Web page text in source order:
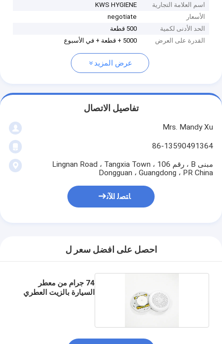
اسم العلامة التجارية
KWS HYGIENE
الأسعار
negotiate
الحد الأدنى لكمية
500 قطعة
القدرة على العرض
5000 + قطعة + في الأسبوع
عرض المزيد
تفاصيل الاتصال
Mrs. Mandy Xu
86-13590491364
مبنى B ، رقم 106 Lingnan Road ، Tangxia Town ،
Dongguan ، Guangdong ، PR China
ﺎﺘﺼﻟ ﺍﻶﻧ
احصل على افضل سعر ل
74 جرام من معطر
السيارة بالزيت العطري